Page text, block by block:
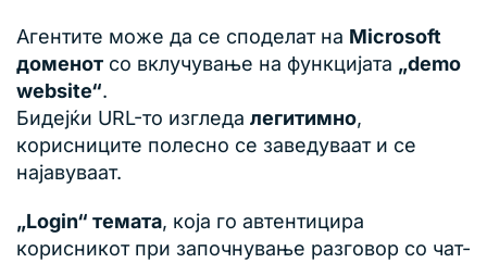
Агентите може да се споделат на Microsoft
доменот со вклучување на функцијата „demo
website“.
Бидејќи URL-то изгледа легитимно,
корисниците полесно се заведуваат и се
најавуваат.
„Login“ темата, која го автентицира
корисникот при започнување разговор со чат-